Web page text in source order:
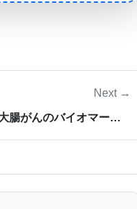
伝子しか持っておら
ならない。サルの腎細
ルスを安全に研究し、
できる。また、
Next →
大腸がんのバイオマーカーで早期診断の可能性も